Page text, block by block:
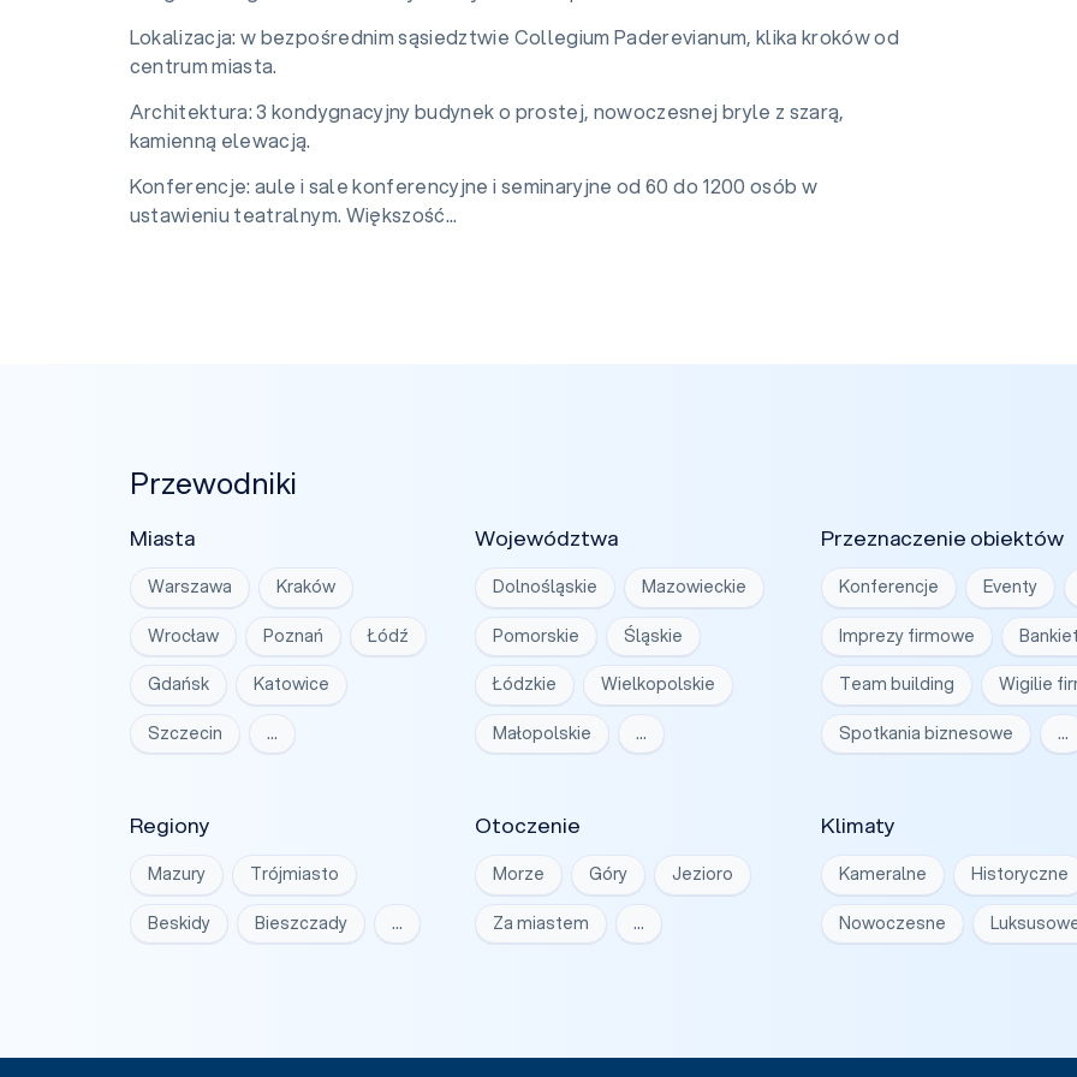
Lokalizacja: w bezpośrednim sąsiedztwie Collegium Paderevianum, klika kroków od
centrum miasta.
Architektura: 3 kondygnacyjny budynek o prostej, nowoczesnej bryle z szarą,
kamienną elewacją.
Konferencje: aule i sale konferencyjne i seminaryjne od 60 do 1200 osób w
ustawieniu teatralnym. Większość...
Przewodniki
Miasta
Warszawa Kraków
Wrocław Poznań Łódź
Gdańsk Katowice
Szczecin …
Województwa
Dolnośląskie Mazowieckie
Pomorskie Śląskie
Łódzkie Wielkopolskie
Małopolskie …
Regiony
Mazury Trójmiasto
Beskidy Bieszczady …
Otoczenie
Morze Góry Jezioro
Za miastem …
Klimaty
Kameralne Historyczne
Nowoczesne
Przeznaczenie obiektów
Konferencje Eventy
Imprezy firmowe
Team building Wigilie
Spotkania biznesowe …